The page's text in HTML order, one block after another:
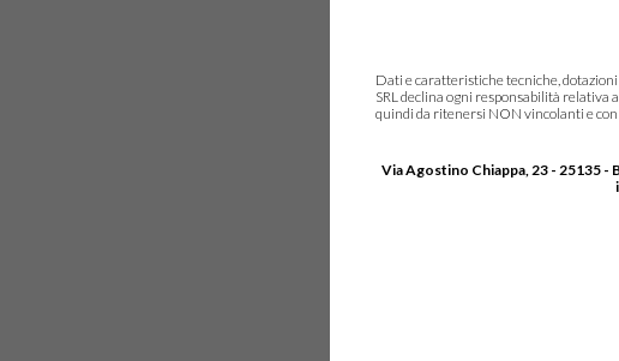
Dati e caratteristiche tecniche,
SRL declina ogni responsabilità
quindi da ritenersi NON vincolanti e
Via Agostino Chiappa, 23 - 25135 -